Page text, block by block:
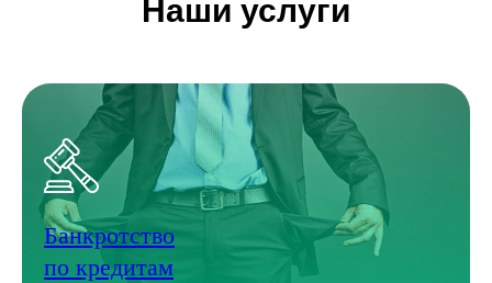
Наши услуги
Банкротство
по кредитам